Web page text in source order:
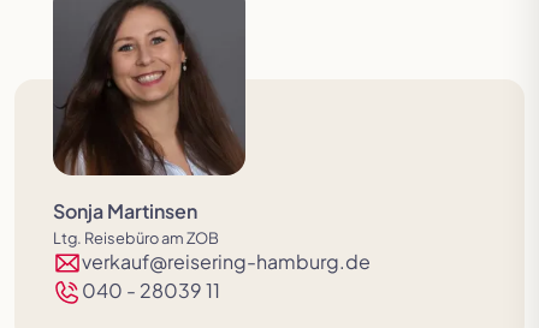
Sonja Martinsen
Ltg. Reisebüro am ZOB
verkauf@reisering-hamburg.de
040 - 28039 11